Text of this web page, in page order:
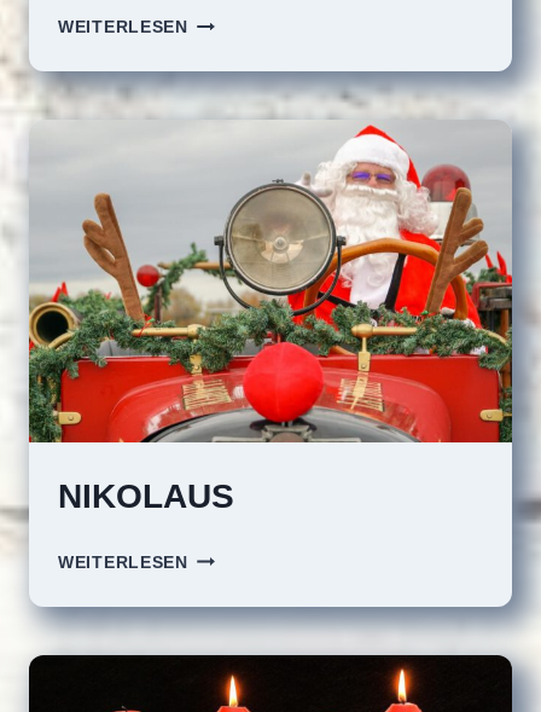
WEITERLESENHEILIG
NIKOLAUS
WEITERLESENNIKOLAUS